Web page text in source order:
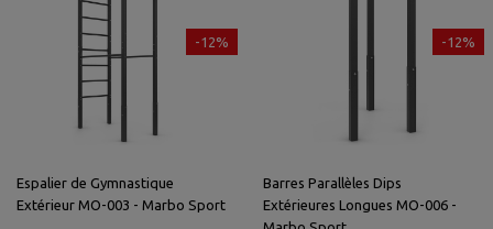
-12%
Espalier de Gymnastique
Extérieur MO-003 - Marbo Sport
-12%
Barres Parallèles Dips
Extérieures Longues MO-006 -